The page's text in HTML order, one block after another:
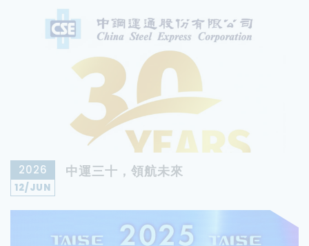
2026
12/JUN
中運三十，領航未來